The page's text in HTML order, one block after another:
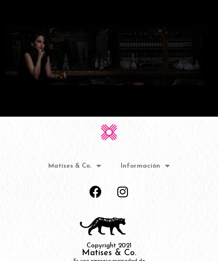
Matises & Co. Información
Copyright 2021
Matises & Co.